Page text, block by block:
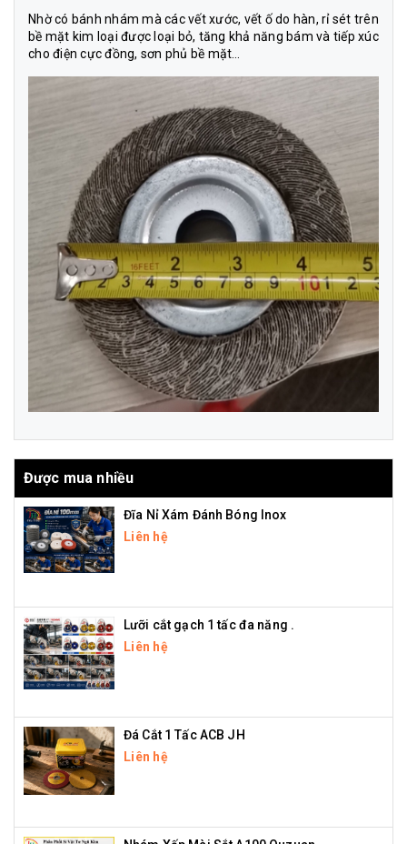
Nhờ có bánh nhám mà các vết xước, vết ố do hàn, rỉ sét trên
bề mặt kim loại được loại bỏ, tăng khả năng bám và tiếp xúc
cho điện cực đồng, sơn phủ bề mặt…
Được mua nhiều
Đĩa Nỉ Xám Đánh Bóng Inox
Liên hệ
Lưỡi cắt gạch 1 tấc đa năng .
Liên hệ
Đá Cắt 1 Tấc ACB JH
Liên hệ